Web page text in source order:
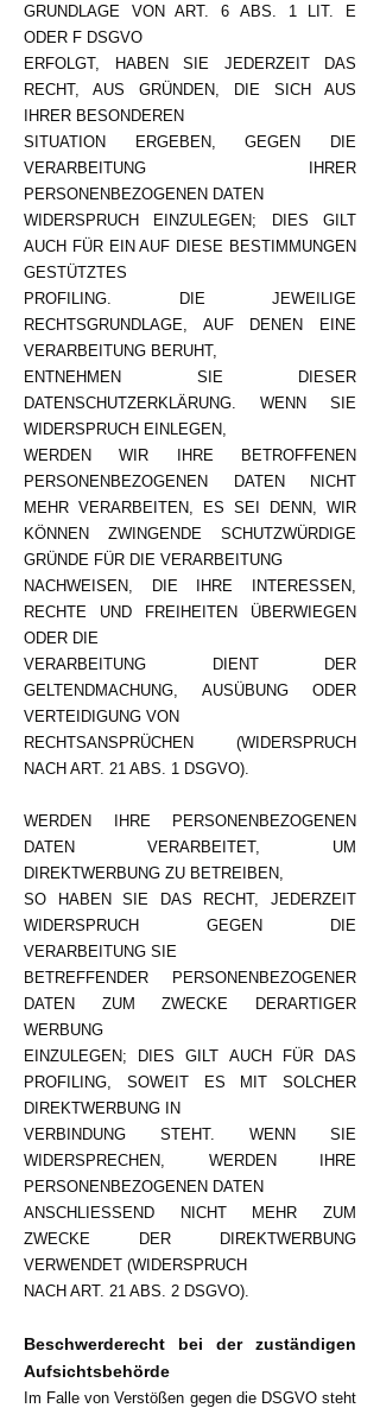
GRUNDLAGE VON ART. 6 ABS. 1 LIT. E
ODER F DSGVO
ERFOLGT, HABEN SIE JEDERZEIT DAS
RECHT, AUS GRÜNDEN, DIE SICH AUS
IHRER BESONDEREN
SITUATION ERGEBEN, GEGEN DIE
VERARBEITUNG IHRER
PERSONENBEZOGENEN DATEN
WIDERSPRUCH EINZULEGEN; DIES GILT
AUCH FÜR EIN AUF DIESE BESTIMMUNGEN
GESTÜTZTES
PROFILING. DIE JEWEILIGE
RECHTSGRUNDLAGE, AUF DENEN EINE
VERARBEITUNG BERUHT,
ENTNEHMEN SIE DIESER
DATENSCHUTZERKLÄRUNG. WENN SIE
WIDERSPRUCH EINLEGEN,
WERDEN WIR IHRE BETROFFENEN
PERSONENBEZOGENEN DATEN NICHT
MEHR VERARBEITEN, ES SEI DENN, WIR
KÖNNEN ZWINGENDE SCHUTZWÜRDIGE
GRÜNDE FÜR DIE VERARBEITUNG
NACHWEISEN, DIE IHRE INTERESSEN,
RECHTE UND FREIHEITEN ÜBERWIEGEN
ODER DIE
VERARBEITUNG DIENT DER
GELTENDMACHUNG, AUSÜBUNG ODER
VERTEIDIGUNG VON
RECHTSANSPRÜCHEN (WIDERSPRUCH
NACH ART. 21 ABS. 1 DSGVO).
WERDEN IHRE PERSONENBEZOGENEN
DATEN VERARBEITET, UM
DIREKTWERBUNG ZU BETREIBEN,
SO HABEN SIE DAS RECHT, JEDERZEIT
WIDERSPRUCH GEGEN DIE
VERARBEITUNG SIE
BETREFFENDER PERSONENBEZOGENER
DATEN ZUM ZWECKE DERARTIGER
WERBUNG
EINZULEGEN; DIES GILT AUCH FÜR DAS
PROFILING, SOWEIT ES MIT SOLCHER
DIREKTWERBUNG IN
VERBINDUNG STEHT. WENN SIE
WIDERSPRECHEN, WERDEN IHRE
PERSONENBEZOGENEN DATEN
ANSCHLIESSEND NICHT MEHR ZUM
ZWECKE DER DIREKTWERBUNG
VERWENDET (WIDERSPRUCH
NACH ART. 21 ABS. 2 DSGVO).
Beschwerderecht bei der zuständigen
Aufsichtsbehörde
Im Falle von Verstößen gegen die DSGVO steht